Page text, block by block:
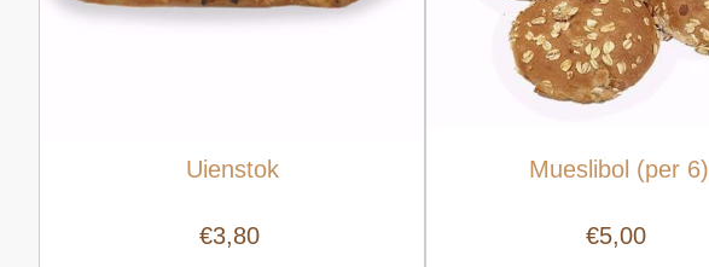
Uienstok
€3,80
Mueslibol (per 6)
€5,00